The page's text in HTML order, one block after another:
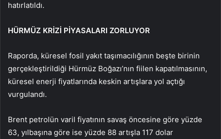
hatırlatıldı.
HÜRMÜZ KRİZİ PİYASALARI ZORLUYOR
Raporda, küresel fosil yakıt taşımacılığının beşte birinin
gerçekleştirildiği Hürmüz Boğazı’nın fiilen kapatılmasının,
küresel enerji fiyatlarında keskin artışlara yol açtığı
vurgulandı.
Brent petrolün varil fiyatının savaş öncesine göre yüzde
63, yılbaşına göre ise yüzde 88 artışla 117 dolar